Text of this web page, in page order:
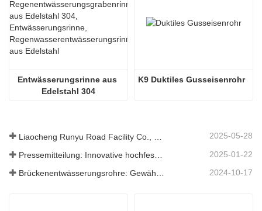
Entwässerungsrinne aus
Edelstahl 304
K9 Duktiles Gusseisenrohr
2025-05-28
2025-01-22
Brückenentwässerungsrohre: Gewährleistung eines effizienten Wassermanagements in der modernen Infrastruktur 2024-10-17